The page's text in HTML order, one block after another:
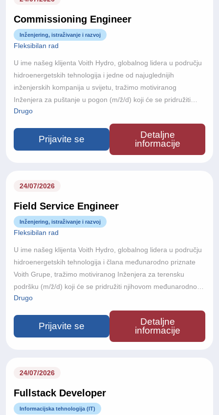
Commissioning Engineer
Inženjering, istraživanje i razvoj
Fleksibilan rad
U ime našeg klijenta Voith Hydro, globalnog lidera u području
hidroenergetskih tehnologija i jedne od najuglednijih
inženjerskih kompanija u svijetu, tražimo motiviranog
Inženjera za puštanje u pogon (m/ž/d) koji će se pridružiti
njihovom međunarodnom projektnom timu.Voith Hydro je dio
Voith Grupe, globalne tehnološke kompanije s više od 150
godina inženjerske izvrsnosti. Poslujući u više od 60 zemalja i
s približno 22.000 zaposlenika diljem svijeta, Voith razvija
budućnosti.
Drugo
Prijavite se
Detaljne
informacije
24/07/2026
Field Service Engineer
Inženjering, istraživanje i razvoj
Fleksibilan rad
U ime našeg klijenta Voith Hydro, globalnog lidera u području
hidroenergetskih tehnologija i člana međunarodno priznate
Voith Grupe, tražimo motiviranog Inženjera za terensku
podršku (m/ž/d) koji će se pridružiti njihovom međunarodnom
projektnom timu.S više od 150 godina inženjerske izvrsnosti,
poslovanjem u više od 60 zemalja i približno 22.000
zaposlenika diljem svijeta, Voith razvija inovativna tehnološka
rješenja koja podržavaju održivu proizvodnju energije i
projektima i želite sudjelovati u razvoju budućnosti obnovljivih
razvoj.
Drugo
Prijavite se
Detaljne
informacije
24/07/2026
Fullstack Developer
Informacijska tehnologija (IT)